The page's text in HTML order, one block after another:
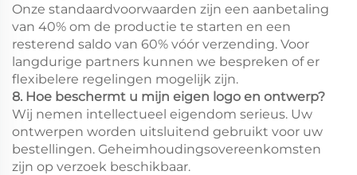
Onze standaardvoorwaarden zijn een aanbetaling
van 40% om de productie te starten en een
resterend saldo van 60% vóór verzending. Voor
langdurige partners kunnen we bespreken of er
flexibelere regelingen mogelijk zijn.
8. Hoe beschermt u mijn eigen logo en ontwerp?
Wij nemen intellectueel eigendom serieus. Uw
ontwerpen worden uitsluitend gebruikt voor uw
bestellingen. Geheimhoudingsovereenkomsten
zijn op verzoek beschikbaar.